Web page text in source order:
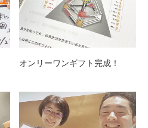
オンリーワンギフト完成！